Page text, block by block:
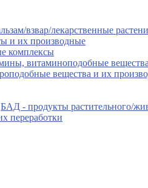
взвар/лекарственные
и их производные
комплексы
витаминоподобные
вещества и их
БАД - продукты растительного/
переработки